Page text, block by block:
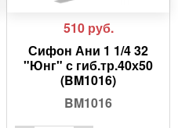
510 руб.
Сифон Ани 1 1/4 32
"Юнг" с гиб.тр.40х50
(BM1016)
BM1016